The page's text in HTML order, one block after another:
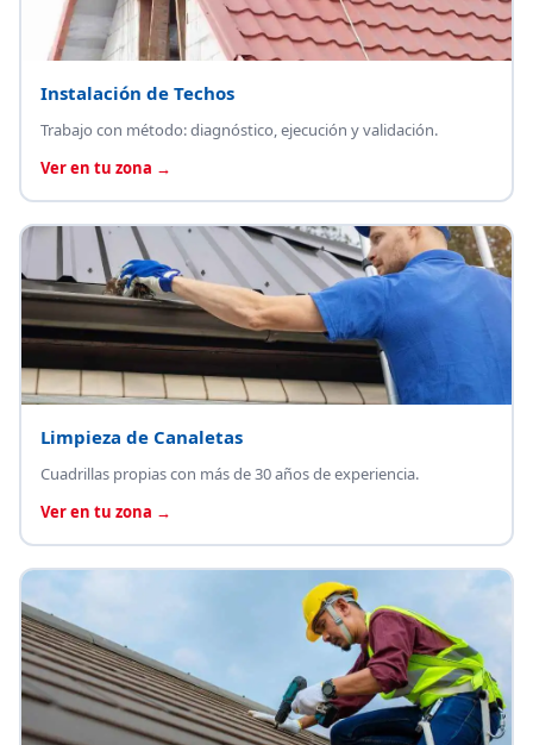
Instalación de Techos
Trabajo con método: diagnóstico, ejecución y validación.
Ver en tu zona →
Limpieza de Canaletas
Cuadrillas propias con más de 30 años de experiencia.
Ver en tu zona →